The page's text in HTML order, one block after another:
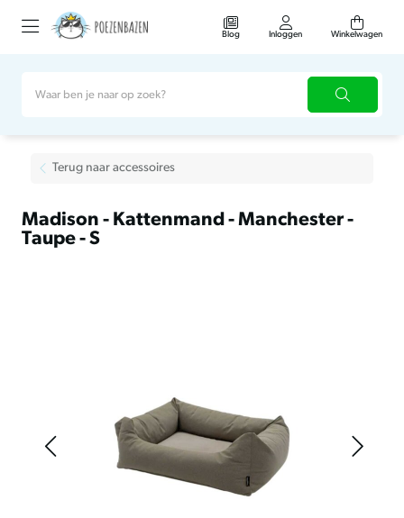
Blog Inloggen Winkelwagen
Terug naar accessoires
Madison - Kattenmand - Manchester -
Taupe - S